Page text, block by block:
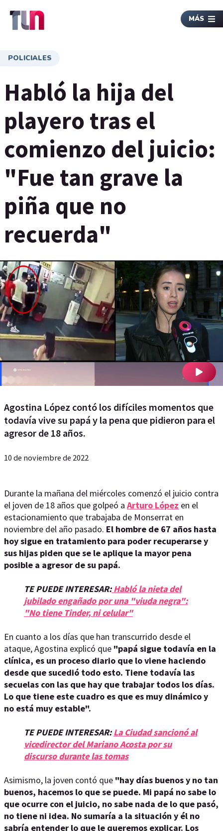
MÁS
POLICIALES
Habló la hija del
playero tras el
comienzo del juicio:
"Fue tan grave la
piña que no
recuerda"
Agostina López contó los difíciles momentos que
todavía vive su papá y la pena que pidieron para el
agresor de 18 años.
10 de noviembre de 2022
Durante la mañana del miércoles comenzó el juicio contra
el joven de 18 años que golpeó a Arturo López en el
estacionamiento que trabajaba de Monserrat en
noviembre del año pasado. El hombre de 67 años hasta
hoy sigue en tratamiento para poder recuperarse y
sus hijas piden que se le aplique la mayor pena
posible a agresor de su papá.
TE PUEDE INTERESAR:Habló la nieta del
jubilado engañado por una "viuda negra":
"No tiene Tinder, ni celular"
En cuanto a los días que han transcurrido desde el
ataque, Agostina explicó que "papá sigue todavía en la
clínica, es un proceso diario que lo viene haciendo
desde que sucedió todo esto. Tiene todavía las
secuelas con las que hay que trabajar todos los días.
Lo que tiene este cuadro es que es muy dinámico y
no está muy estable".
TE PUEDE INTERESAR:La Ciudad sancionó al
vicedirector del Mariano Acosta por su
discurso durante las tomas
Asimismo, la joven contó que "hay días buenos y no tan
buenos, hacemos lo que se puede. Mi papá no sabe lo
que ocurre con el juicio, no sabe nada de lo que pasó,
no tiene ni idea. No sumaría a la situación y él no
sabría entender lo que le queremos explicar. Los